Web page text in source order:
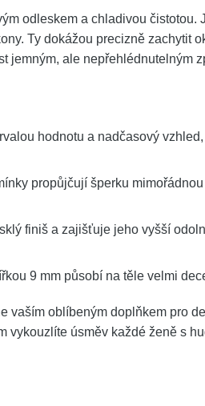
odleskem a chladivou čistotou.
Ty dokážou precizně zachytit
jemným, ale nepřehlédnutelným
hodnotu a nadčasový
propůjčují šperku
finiš a zajišťuje jeho vyšší
9 mm působí na těle velmi
vaším oblíbeným doplňkem pro
vykouzlíte úsměv každé ženě s